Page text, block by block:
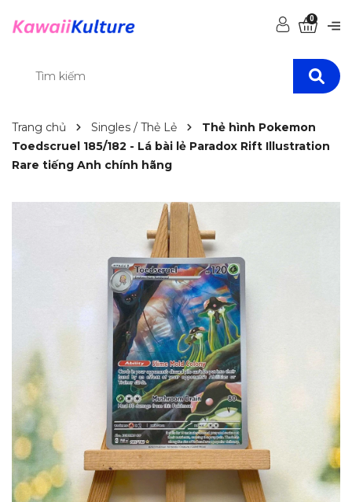
0
Trang chủ Singles / Thẻ Lẻ
Thẻ hình Pokemon
Toedscruel 185/182 - Lá bài lẻ Paradox Rift Illustration
Rare tiếng Anh chính hãng